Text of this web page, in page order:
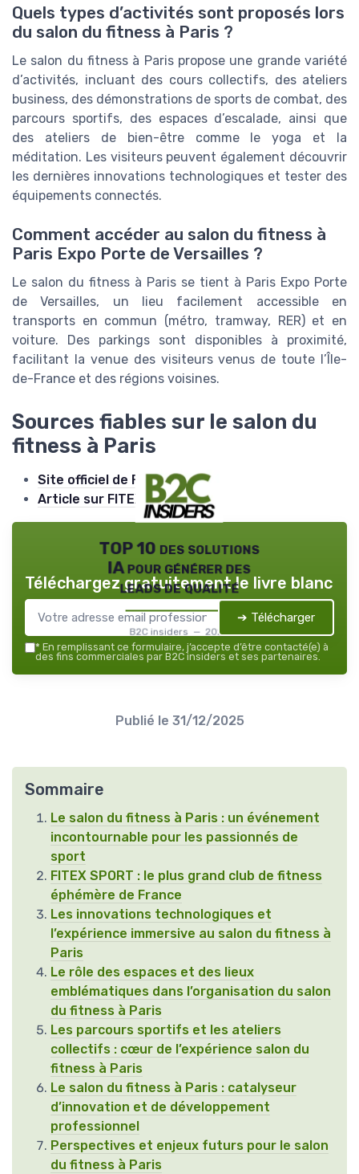
Quels types d’activités sont proposés lors
du salon du fitness à Paris ?
Le salon du fitness à Paris propose une grande variété
d’activités, incluant des cours collectifs, des ateliers
business, des démonstrations de sports de combat, des
parcours sportifs, des espaces d’escalade, ainsi que
des ateliers de bien-être comme le yoga et la
méditation. Les visiteurs peuvent également découvrir
les dernières innovations technologiques et tester des
équipements connectés.
Comment accéder au salon du fitness à
Paris Expo Porte de Versailles ?
Le salon du fitness à Paris se tient à Paris Expo Porte
de Versailles, un lieu facilement accessible en
transports en commun (métro, tramway, RER) et en
voiture. Des parkings sont disponibles à proximité,
facilitant la venue des visiteurs venus de toute l’Île-
de-France et des régions voisines.
Sources fiables sur le salon du
fitness à Paris
Site officiel de FITEX SPORT
Article sur FITEX 2026
TOP 10 des solutions
IA pour générer des
leads de qualité
B2C insiders — 2026
Téléchargez gratuitement le livre blanc
➔ Télécharger
* En remplissant ce formulaire, j’accepte d’être contacté(e) à
des fins commerciales par B2C insiders et ses partenaires.
Publié le 31/12/2025
Sommaire
Le salon du fitness à Paris : un événement
incontournable pour les passionnés de
sport
FITEX SPORT : le plus grand club de fitness
éphémère de France
Les innovations technologiques et
l’expérience immersive au salon du fitness à
Paris
Le rôle des espaces et des lieux
emblématiques dans l’organisation du salon
du fitness à Paris
Les parcours sportifs et les ateliers
collectifs : cœur de l’expérience salon du
fitness à Paris
Le salon du fitness à Paris : catalyseur
d’innovation et de développement
professionnel
Perspectives et enjeux futurs pour le salon
du fitness à Paris